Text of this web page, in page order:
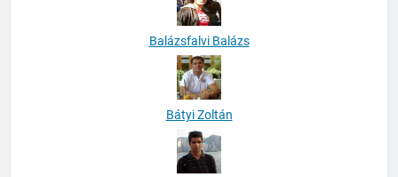
Balázsfalvi Balázs
Bátyi Zoltán